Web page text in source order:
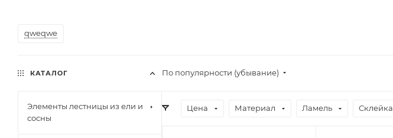
qweqwe
По популярности (убывание)
Цена Материал Ламель Склейка
КАТАЛОГ
Элементы лестницы из ели и
сосны